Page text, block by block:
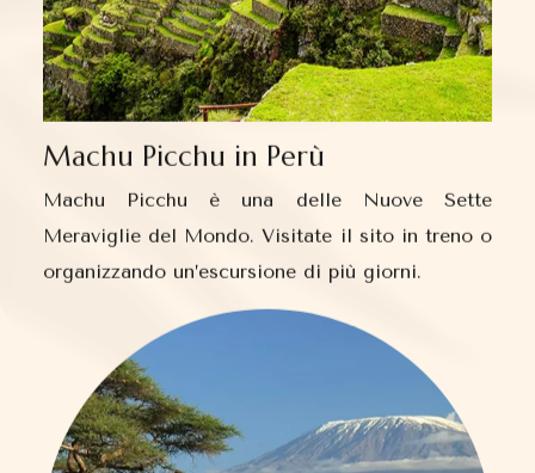
Machu Picchu in Perù
Machu Picchu è una delle Nuove Sette
Meraviglie del Mondo. Visitate il sito in treno o
organizzando un’escursione di più giorni.